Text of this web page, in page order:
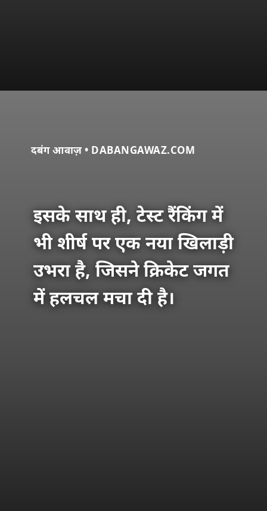
दबंग आवाज़ • DABANGAWAZ.COM
इसके साथ ही, टेस्ट रैंकिंग में
भी शीर्ष पर एक नया खिलाड़ी
उभरा है, जिसने क्रिकेट जगत
में हलचल मचा दी है।